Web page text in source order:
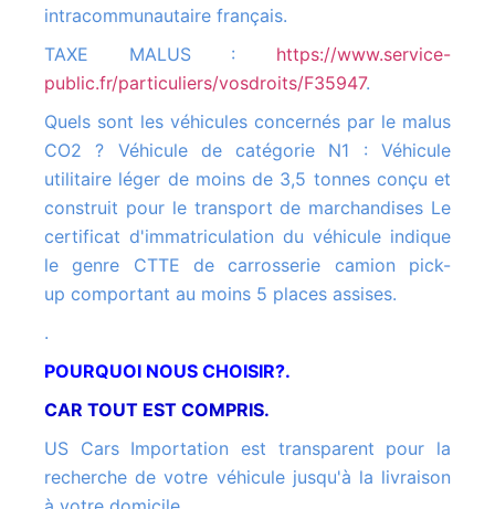
intracommunautaire français.
TAXE MALUS : https://www.service-
public.fr/particuliers/vosdroits/F35947.
Quels sont les véhicules concernés par le malus
CO2 ? Véhicule de catégorie N1 : Véhicule
utilitaire léger de moins de 3,5 tonnes conçu et
construit pour le transport de marchandises Le
certificat d'immatriculation du véhicule indique
le genre CTTE de carrosserie camion pick-
up comportant au moins 5 places assises.
.
POURQUOI NOUS CHOISIR?.
CAR TOUT EST COMPRIS.
US Cars Importation est transparent pour la
recherche de votre véhicule jusqu'à la livraison